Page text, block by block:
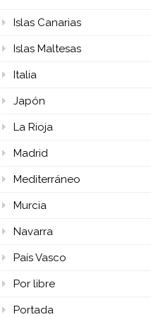
Islas Canarias
Islas Maltesas
Italia
Japón
La Rioja
Madrid
Mediterráneo
Murcia
Navarra
País Vasco
Por libre
Portada